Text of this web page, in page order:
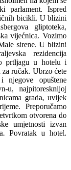
parlament. Ispred
bicikli. U blizini
gliptoteka,
vijećnica. Vozimo
sirene. U blizini
rezidencija
prtljagu u hotelu i
za ručak. Ubrzo ćete
opuštene
u, najpitoresknijoj
grada, uvijek
Preporučamo
otvorena do
umjetnosti izvan
Povratak u hotel.